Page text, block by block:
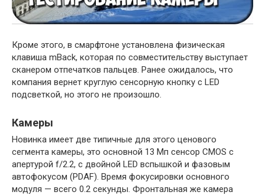
Кроме этого, в смарфтоне установлена физическая
клавиша mBack, которая по совместительству выступает
сканером отпечатков пальцев. Ранее ожидалось, что
компания вернет круглую сенсорную кнопку с LED
подсветкой, но этого не произошло.
Камеры
Новинка имеет две типичные для этого ценового
сегмента камеры, это основной 13 Мп сенсор CMOS с
апертурой f/2.2, с двойной LED вспышкой и фазовым
автофокусом (PDAF). Время фокусировки основного
модуля — всего 0.2 секунды. Фронтальная же камера